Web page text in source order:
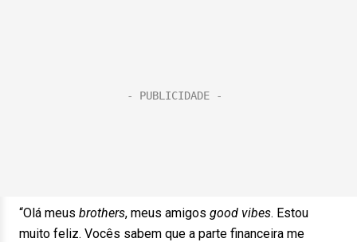
“Olá meus brothers, meus amigos good vibes. Estou
muito feliz. Vocês sabem que a parte financeira me